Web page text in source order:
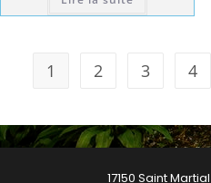
1 2 3 4
17150 Saint